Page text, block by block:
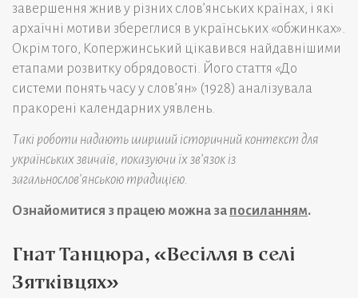
завершення жнив у різних слов’янських країнах, і які
архаїчні мотиви збереглися в українських «обжинках».
Окрім того, Копержинський цікавився найдавнішими
етапами розвитку обрядовості. Його стаття «До
системи понять часу у слов’ян» (1928) аналізувала
пракорені календарних уявлень.
Такі роботи надають ширший історичний контекст для
українських звичаїв, показуючи їх зв’язок із
загальнослов’янською традицією.
Ознайомитися з працею можна за посиланням.
Гнат Танцюра, «Весілля в селі
Зятківцях»